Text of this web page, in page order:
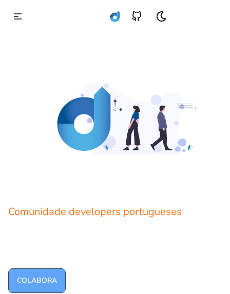
Comunidade developers portugueses
COLABORA